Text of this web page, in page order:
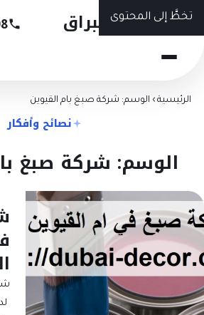
تخطَّ إلى المحتوى
شركة البراق
الرئيسية › الوسم: شركة صبغ بام القيوين
نصائح وأفكار
الوسم: شركة صبغ